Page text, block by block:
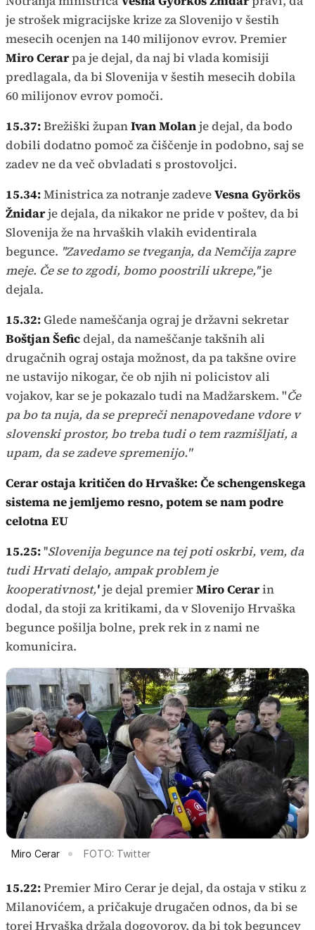
je strošek migracijske krize za Slovenijo v šestih
mesecih ocenjen na 140 milijonov evrov. Premier
Miro Cerarpa je dejal, da naj bi vlada komisiji
predlagala, da bi Slovenija v šestih mesecih dobila
60 milijonov evrov pomoči.
15.37:Brežiški županIvan Molanje dejal, da bodo
dobili dodatno pomoč za čiščenje in podobno, saj se
zadev ne da več obvladati s prostovoljci.
15.34:Ministrica za notranje zadeveVesna Györkös
Žnidarje dejala, da nikakor ne pride v poštev, da bi
Slovenija že na hrvaških vlakih evidentirala
begunce. ''Zavedamo se tveganja, da Nemčija zapre
meje. Če se to zgodi, bomo poostrili ukrepe,''je
dejala.
15.32:Glede nameščanja ograj je državni sekretar
Boštjan Šeficdejal, da nameščanje takšnih ali
drugačnih ograj ostaja možnost, da pa takšne ovire
ne ustavijo nikogar, če ob njih ni policistov ali
vojakov, kar se je pokazalo tudi na Madžarskem. "Če
pa bo ta nuja, da se prepreči nenapovedane vdore v
slovenski prostor, bo treba tudi o tem razmišljati, a
upam, da se zadeve spremenijo."
Cerar ostaja kritičen do Hrvaške: Če schengenskega
sistema ne jemljemo resno, potem se nam podre
celotna EU
15.25:''Slovenija begunce na tej poti oskrbi, vem, da
tudi Hrvati delajo, ampak problem je
kooperativnost,'' je dejal premierMiro Cerarin
dodal, da stoji za kritikami, da v Slovenijo Hrvaška
begunce pošilja bolne, prek rek in z nami ne
komunicira.
Miro Cerar FOTO: Twitter
15.22:Premier Miro Cerar je dejal, da ostaja v stiku z
Milanovićem, a pričakuje drugačen odnos, da bi se
torej Hrvaška držala dogovorov, da bi tok beguncev